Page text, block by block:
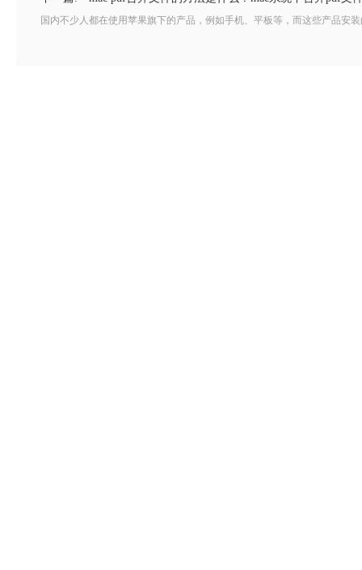
国内不少人都在使用苹果旗下的产品，例如手机、平板等，而这些产品安